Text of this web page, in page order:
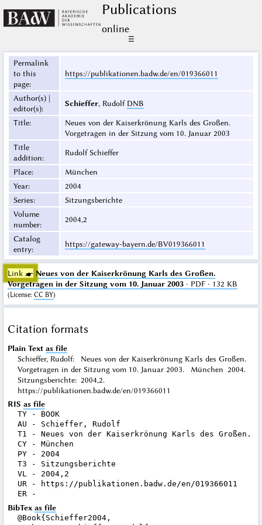
Publications
online
☰
Permalink
to this
page:
https://publikationen.badw.de/en/019366011
Author(s) |
editor(s):
Schieffer, Rudolf DNB
Title:
Neues von der Kaiserkrönung Karls des Großen.
Vorgetragen in der Sitzung vom 10. Januar 2003
Title
addition:
Rudolf Schieffer
Place:
München
Year:
2004
Series:
Sitzungsberichte
Volume
number:
2004,2
Catalog
entry:
https://gateway-bayern.de/BV019366011
Link ☛ Neues von der Kaiserkrönung Karls des Großen.
Vorgetragen in der Sitzung vom 10. Januar 2003· PDF · 132 KB
(License: CC BY)
Citation formats
Plain Text as file
Schieffer, Rudolf: Neues von der Kaiserkrönung Karls des Großen.
Vorgetragen in der Sitzung vom 10. Januar 2003. München 2004.
Sitzungsberichte: 2004,2.
https://publikationen.badw.de/en/019366011
RIS as file
TY - BOOK
AU - Schieffer, Rudolf
T1 - Neues von der Kaiserkrönung Karls des Großen.
CY - München
PY - 2004
T3 - Sitzungsberichte
VL - 2004,2
UR - https://publikationen.badw.de/en/019366011
BibTex as file
@Book{Schieffer2004,